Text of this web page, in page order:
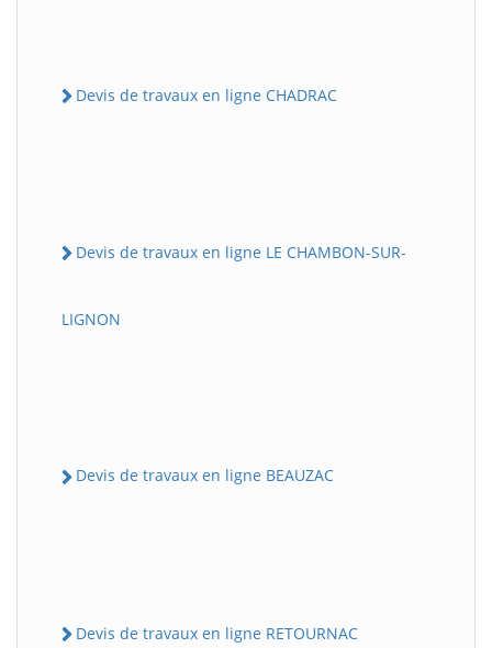
Devis de travaux en ligne CHADRAC
Devis de travaux en ligne LE CHAMBON-SUR-
LIGNON
Devis de travaux en ligne BEAUZAC
Devis de travaux en ligne RETOURNAC